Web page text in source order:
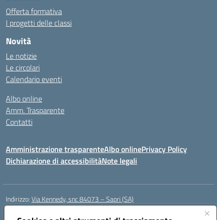
Offerta formativa
I progetti delle classi
Novità
Le notizie
Le circolari
Calendario eventi
Albo online
Amm. Trasparente
Contatti
Amministrazione trasparenteAlbo onlinePrivacy Policy
Dichiarazione di accessibilitàNote legali
Indirizzo:Via Kennedy, snc 84073 – Sapri (SA)
Centralino: